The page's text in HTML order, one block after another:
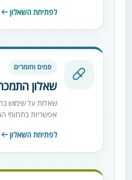
לפתיחת השאלון
סמים וחומרים
שאלון
שאלות על שימוש
אפשריות בתחומי
לפתיחת השאלון